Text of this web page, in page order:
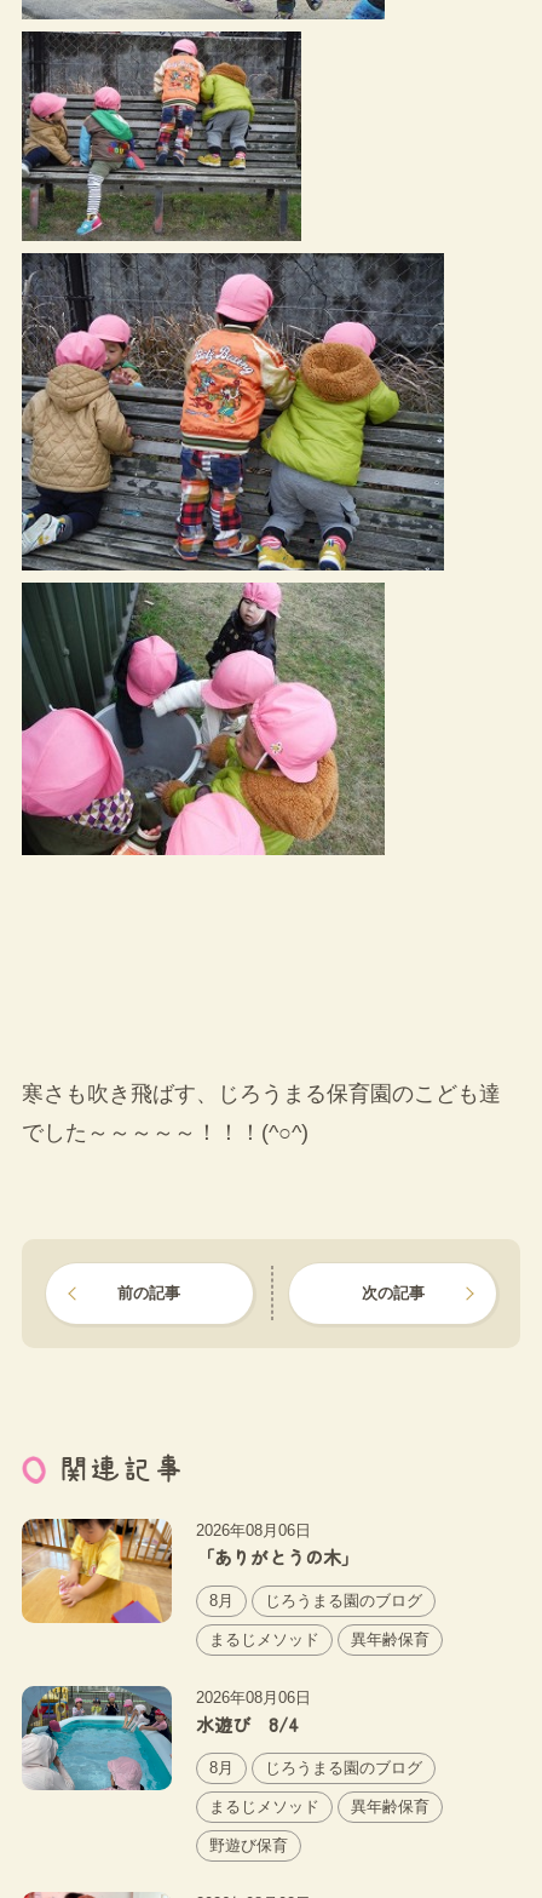
寒さも吹き飛ばす、じろうまる保育園のこども達
でした～～～～～！！！(^○^)
前の記事 次の記事
関連記事
2026年08月06日
「ありがとうの木」
8月 じろうまる園のブログ
まるじメソッド 異年齢保育
2026年08月06日
水遊び 8/4
8月 じろうまる園のブログ
まるじメソッド 異年齢保育
野遊び保育